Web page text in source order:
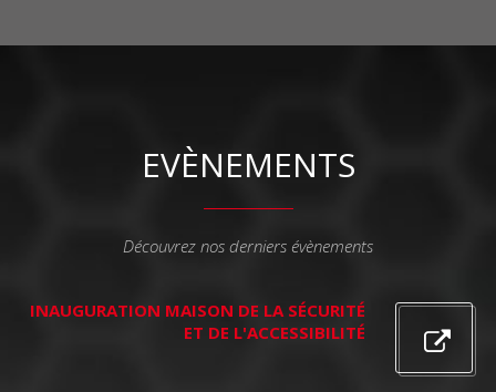
EVÈNEMENTS
Découvrez nos derniers évènements
INAUGURATION MAISON DE LA SÉCURITÉ
ET DE L'ACCESSIBILITÉ